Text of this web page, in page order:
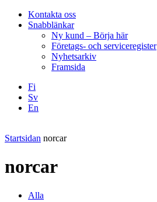
Kontakta oss
Snabblänkar
Ny kund – Börja här
Företags- och serviceregister
Nyhetsarkiv
Framsida
Fi
Sv
En
Startsidan norcar
norcar
Alla